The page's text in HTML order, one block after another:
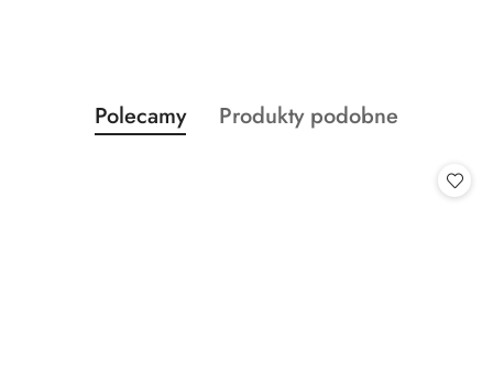
Pomiń karuzelę produktów
Produkty
o
Polecamy
Produkty
Produkty podobne